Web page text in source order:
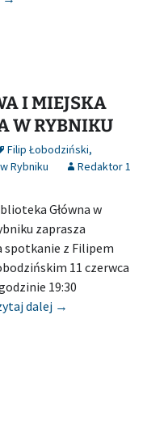
I MIEJSKA
W RYBNIKU
Filip Łobodziński,
Rybniku
Redaktor 1
Główna w
zaprasza
spotkanie z Filipem
11 czerwca
19:30
dalej [Zapowiedź]
→